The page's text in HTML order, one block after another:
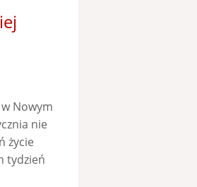
Nowym
nie
życie
tydzień